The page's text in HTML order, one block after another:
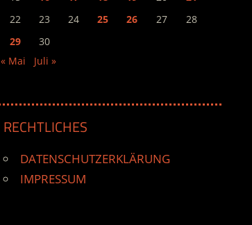
22
23 24 25 26 27
28
29
30
« Mai
Juli »
RECHTLICHES
DATENSCHUTZERKLÄRUNG
IMPRESSUM